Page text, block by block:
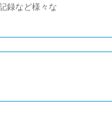
録など様々な